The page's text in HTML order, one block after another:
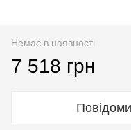
Немає в наявності
7 518 грн